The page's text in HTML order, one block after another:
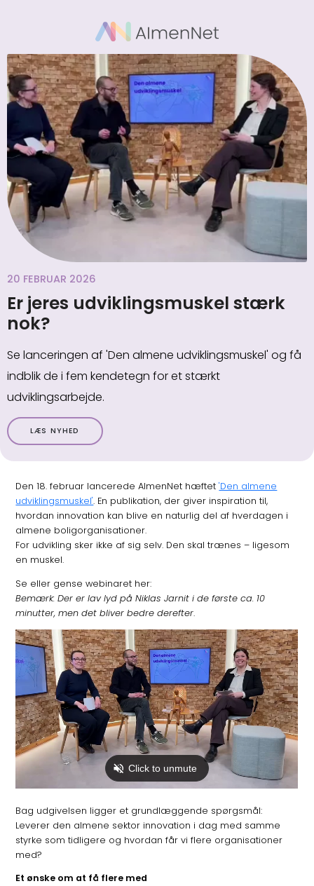
20 FEBRUAR 2026
Er jeres udviklingsmuskel stærk
nok?
Se lanceringen af 'Den almene udviklingsmuskel' og få
indblik de i fem kendetegn for et stærkt
udviklingsarbejde.
LÆS NYHED
Den 18. februar lancerede AlmenNet hæftet'Den almene
udviklingsmuskel'. En publikation, der giver inspiration til,
hvordan innovation kan blive en naturlig del af hverdagen i
almene boligorganisationer.
For udvikling sker ikke af sig selv. Den skal trænes – ligesom
en muskel.
Se eller gense webinaret her:
Bemærk: Der er lav lyd påNiklas Jarnit i de første ca. 10
minutter, men det bliver bedre derefter.
Bag udgivelsen ligger et grundlæggende spørgsmål:
Leverer den almene sektor innovation i dag med samme
styrke som tidligere og hvordan får vi flere organisationer
med?
Et ønske om at få flere med